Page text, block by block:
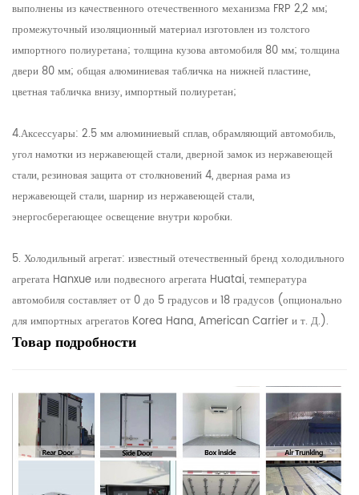
выполнены из качественного отечественного механизма FRP 2,2 мм;
промежуточный изоляционный материал изготовлен из толстого
импортного полиуретана; толщина кузова автомобиля 80 мм; толщина
двери 80 мм; общая алюминиевая табличка на нижней пластине,
цветная табличка внизу, импортный полиуретан;
4.Аксессуары: 2.5 мм алюминиевый сплав, обрамляющий автомобиль,
угол намотки из нержавеющей стали, дверной замок из нержавеющей
стали, резиновая защита от столкновений 4, дверная рама из
нержавеющей стали, шарнир из нержавеющей стали,
энергосберегающее освещение внутри коробки.
5. Холодильный агрегат: известный отечественный бренд холодильного
агрегата Hanxue или подвесного агрегата Huatai, температура
автомобиля составляет от 0 до 5 градусов и 18 градусов (опционально
для импортных агрегатов Korea Hana, American Carrier и т. Д.).
Товарподробности